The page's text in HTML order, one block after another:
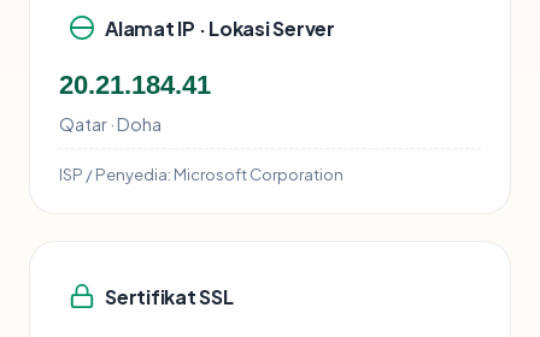
Alamat IP · Lokasi Server
20.21.184.41
Qatar · Doha
ISP / Penyedia: Microsoft Corporation
Sertifikat SSL